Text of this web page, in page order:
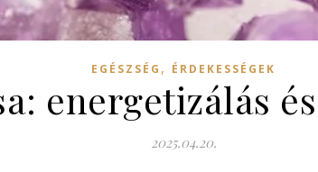
EGÉSZSÉG , ÉRDEKESSÉGEK
energetizálás
2025.04.20.